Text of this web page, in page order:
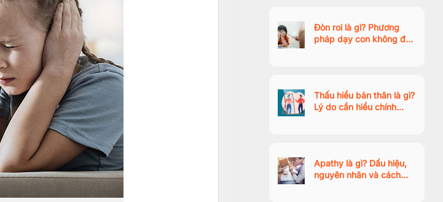
Đòn roi là gì? Phương
pháp dạy con không đòn
Thấu hiểu bản thân là gì?
Lý do cần hiểu chính
Apathy là gì? Dấu hiệu,
nguyên nhân và cách